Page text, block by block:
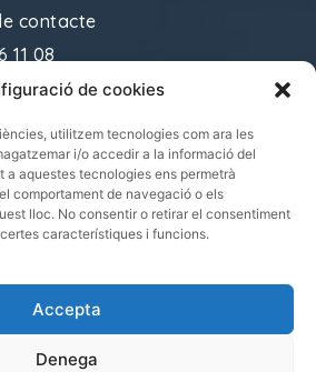
de cookies
utilitzem tecnologies com ara les
i/o accedir a la informació del
a aquestes tecnologies ens permetrà
comportament de navegació o els
lloc. No consentir o retirar el consentiment
característiques i funcions.
Accepta
Denega
contacte
11 08
Pau, 6. 08221
i Logística de Catalunya
2021.
els drets reservats